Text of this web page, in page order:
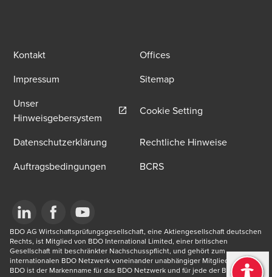
Kontakt
Offices
Impressum
Sitemap
Unser
Hinweisgebersystem Opens in a new window/tab
Cookie Setting
Datenschutzerklärung
Rechtliche Hinweise
Auftragsbedingungen
BCRS
Opens in a new window/tab
Opens in a new window/tab
Opens in a new window/tab
BDO AG Wirtschaftsprüfungsgesellschaft, eine Aktiengesellschaft deutschen
Rechts, ist Mitglied von BDO International Limited, einer britischen
Gesellschaft mit beschränkter Nachschusspflicht, und gehört zum
internationalen BDO Netzwerk voneinander unabhängiger Mitgliedsfirmen.
BDO ist der Markenname für das BDO Netzwerk und für jede der BDO